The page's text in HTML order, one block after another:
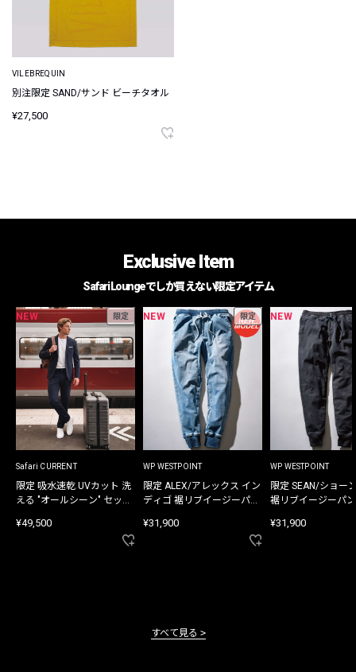
VILEBREQUIN
別注限定 SAND/サンド ビーチタオル
¥27,500
Exclusive Item
Safari Loungeでしか買えない限定アイテム
NEW 限定
Safari CURRENT
限定 吸水速乾 UVカット 洗
える "オールシーン" セット
¥49,500
NEW 限定
WP WESTPOINT
限定 ALEX/アレックス イン
ディゴ 裾リブイージーパン
¥31,900
NEW
WP WESTPOINT
限定 SEAN/ショー
裾リブイージーパ
¥31,900
すべて見る